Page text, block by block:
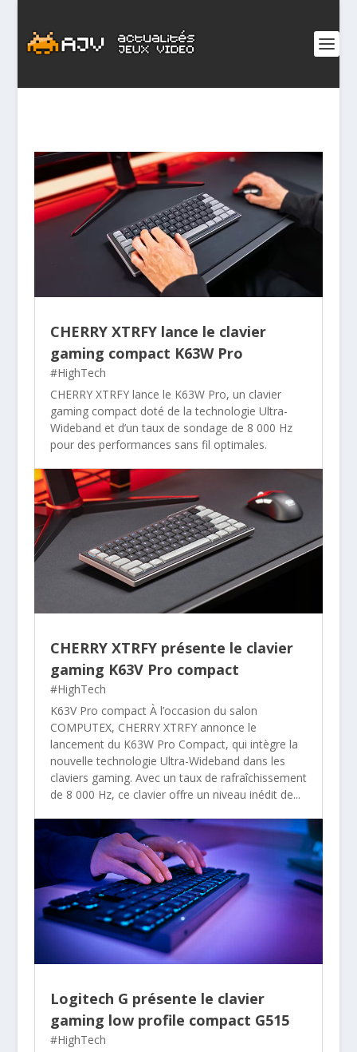
CHERRY XTRFY lance le clavier
gaming compact K63W Pro
#HighTech
CHERRY XTRFY lance le K63W Pro, un clavier
gaming compact doté de la technologie Ultra-
Wideband et d’un taux de sondage de 8 000 Hz
pour des performances sans fil optimales.
CHERRY XTRFY présente le clavier
gaming K63V Pro compact
#HighTech
K63V Pro compact À l’occasion du salon
COMPUTEX, CHERRY XTRFY annonce le
lancement du K63W Pro Compact, qui intègre la
nouvelle technologie Ultra-Wideband dans les
claviers gaming. Avec un taux de rafraîchissement
de 8 000 Hz, ce clavier offre un niveau inédit de...
Logitech G présente le clavier
gaming low profile compact G515
#HighTech